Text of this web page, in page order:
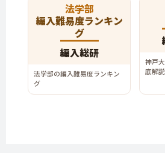
法学部
編入難易度ランキン
グ
編入総研
法学部の編入難易度ランキン
グ
神戸
底解説